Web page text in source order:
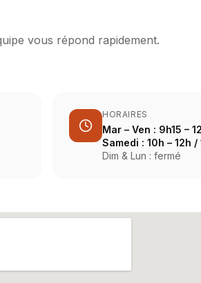
vous répond rapidement.
HORAIRES
Mar – Ven : 9h15 –
Samedi : 10h – 12h /
Dim & Lun : fermé